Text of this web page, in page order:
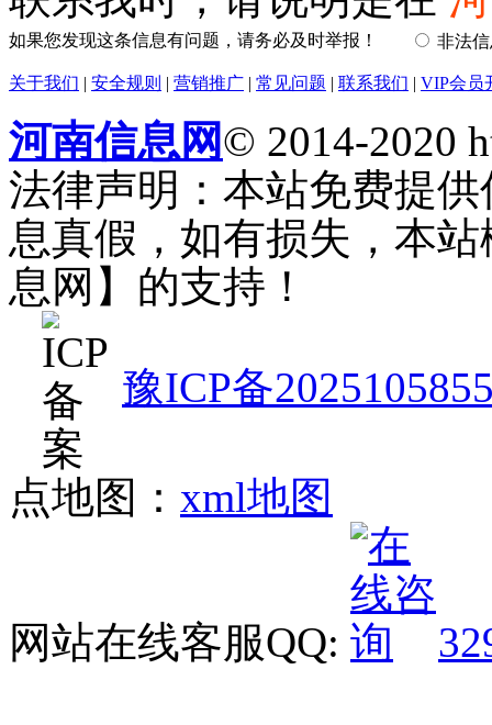
如果您发现这条信息有问题，请务必及时举报！ 非法
关于我们 | 安全规则 | 营销推广 | 常见问题 | 联系我们 | VIP会员
河南信息网© 2014-2020
法律声明：本站免费提
息真假，如有损失，本
息网】的支持！
豫ICP备
点地图： xml地图
网站在线客服QQ: